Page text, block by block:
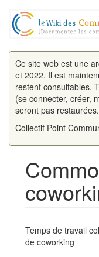
Ce site web est une
et 2022. Il est
restent consultables.
(se connecter, créer,
seront pas restaurées.
Collectif Point
Temps de travail
de coworking